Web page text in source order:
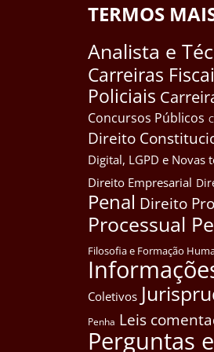
TERMOS
Analista e
Carreiras
Policiais
Concursos Públicos
Direito
Digital, LGPD e Novas
Direito Empresarial
Penal Direito
Processual
Filosofia e Formação
Coletivos
Penha Leis
Perguntas